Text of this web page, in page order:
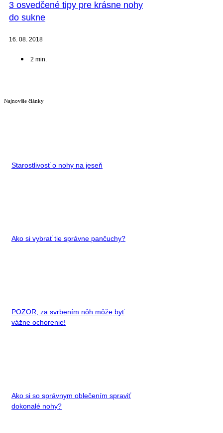
3 osvedčené tipy pre krásne nohy
do sukne
16. 08. 2018
2 min.
Najnovšie články
Starostlivosť o nohy na jeseň
Ako si vybrať tie správne pančuchy?
POZOR, za svrbením nôh môže byť
vážne ochorenie!
Ako si so správnym oblečením spraviť
dokonalé nohy?